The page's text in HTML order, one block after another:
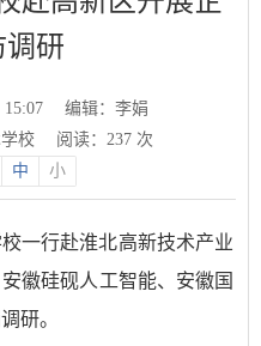
调研
编辑：李娟
校
阅读： 237次
中 小
一行赴淮北高新技术产业
徽硅砚人工智能、安徽国
研。